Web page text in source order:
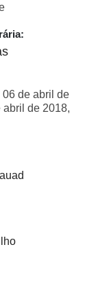
06 de abril de
abril de 2018,